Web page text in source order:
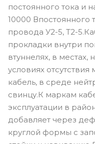
постоянного тока и
10000 Впостоянного
провода У2-5, Т2-
прокладки внутри
втуннелях, в
условиях
кабель, в среде
свинцу.К маркам
эксплуатации в
добавляет через
круглой формы с